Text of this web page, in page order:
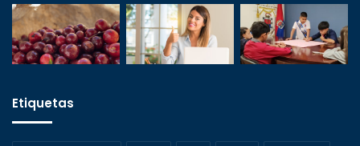
Etiquetas